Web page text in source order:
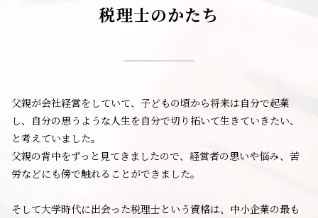
税理士のかたち
父親が会社経営をしていて、子どもの頃から将来は自分で起業
し、自分の思うような人生を自分で切り拓いて生きていきたい、
と考えていました。
父親の背中をずっと見てきましたので、経営者の思いや悩み、苦
労などにも傍で触れることができました。
そして大学時代に出会った税理士という資格は、中小企業の最も